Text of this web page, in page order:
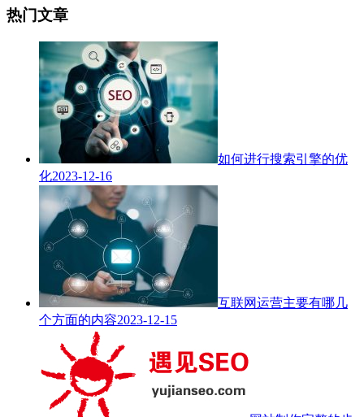
热门文章
如何进行搜索引擎的优
化2023-12-16
互联网运营主要有哪几
个方面的内容2023-12-15